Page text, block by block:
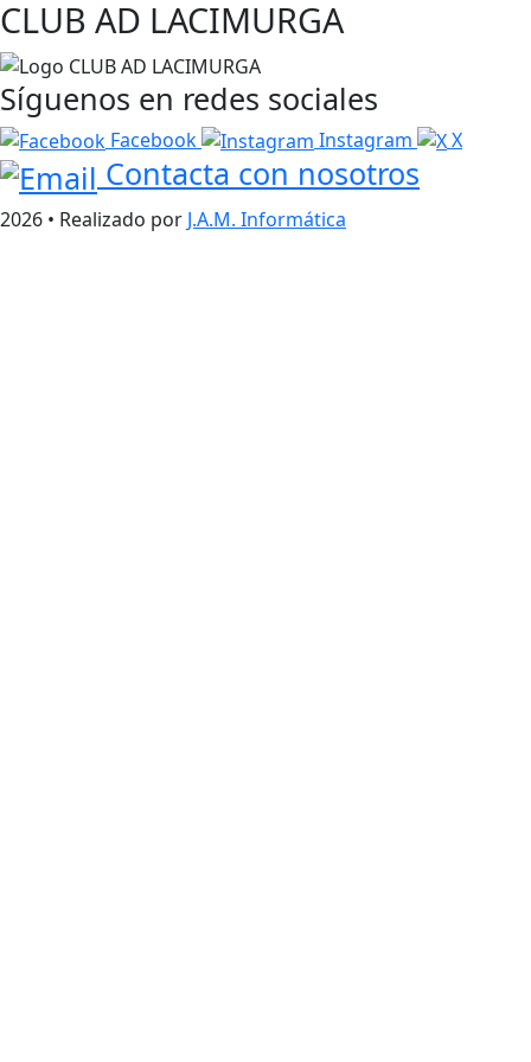
CLUB AD LACIMURGA
Síguenos en redes sociales
Facebook Instagram X
Contacta con nosotros
2026 • Realizado por J.A.M. Informática